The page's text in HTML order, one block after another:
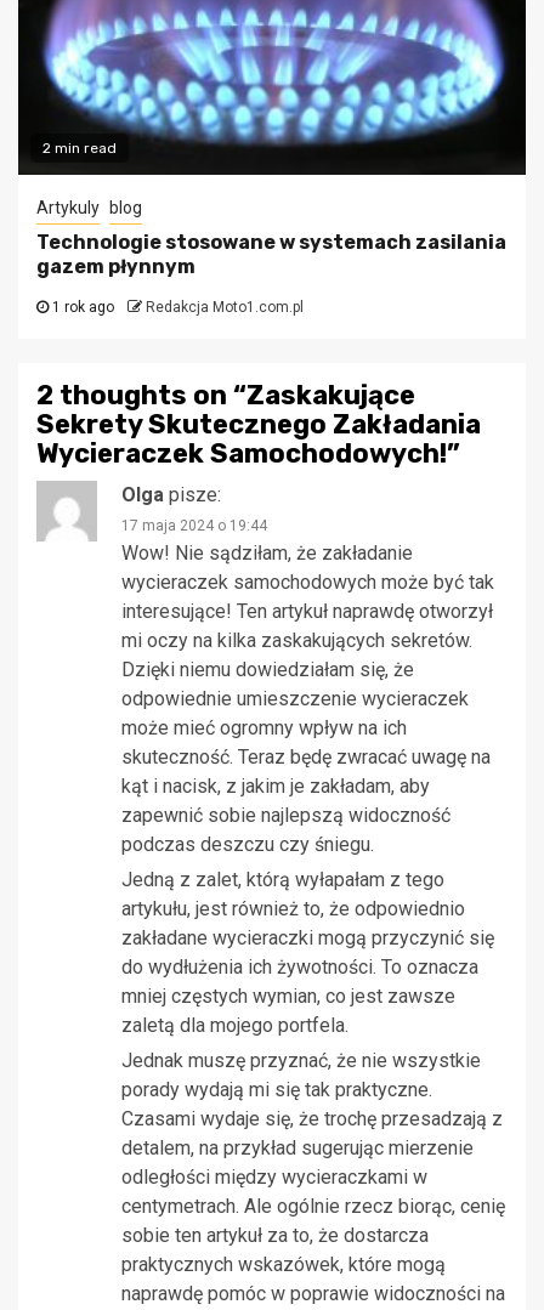
2 min read
Artykuly blog
Technologie stosowane w systemach zasilania
gazem płynnym
1 rok ago Redakcja Moto1.com.pl
2 thoughts on “Zaskakujące
Sekrety Skutecznego Zakładania
Wycieraczek Samochodowych!”
Olga pisze:
17 maja 2024 o 19:44
Wow! Nie sądziłam, że zakładanie
wycieraczek samochodowych może być tak
interesujące! Ten artykuł naprawdę otworzył
mi oczy na kilka zaskakujących sekretów.
Dzięki niemu dowiedziałam się, że
odpowiednie umieszczenie wycieraczek
może mieć ogromny wpływ na ich
skuteczność. Teraz będę zwracać uwagę na
kąt i nacisk, z jakim je zakładam, aby
zapewnić sobie najlepszą widoczność
podczas deszczu czy śniegu.
Jedną z zalet, którą wyłapałam z tego
artykułu, jest również to, że odpowiednio
zakładane wycieraczki mogą przyczynić się
do wydłużenia ich żywotności. To oznacza
mniej częstych wymian, co jest zawsze
zaletą dla mojego portfela.
Jednak muszę przyznać, że nie wszystkie
porady wydają mi się tak praktyczne.
Czasami wydaje się, że trochę przesadzają z
detalem, na przykład sugerując mierzenie
odległości między wycieraczkami w
centymetrach. Ale ogólnie rzecz biorąc, cenię
sobie ten artykuł za to, że dostarcza
praktycznych wskazówek, które mogą
naprawdę pomóc w poprawie widoczności na